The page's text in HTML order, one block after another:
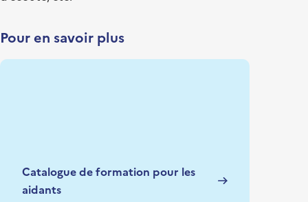
Pour en savoir plus
Catalogue de formation pour les
aidants